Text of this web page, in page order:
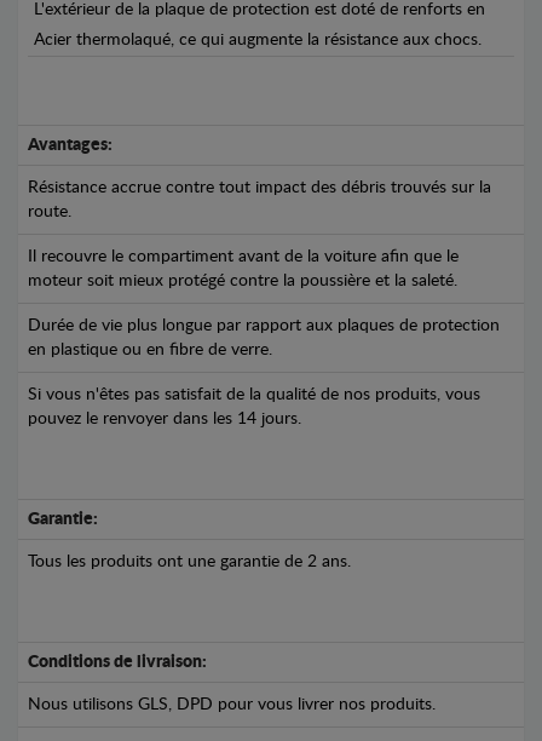
L'extérieur de la plaque de protection est doté de renforts en
Acier thermolaqué, ce qui augmente la résistance aux chocs.
Avantages:
Résistance accrue contre tout impact des débris trouvés sur la
route.
Il recouvre le compartiment avant de la voiture afin que le
moteur soit mieux protégé contre la poussière et la saleté.
Durée de vie plus longue par rapport aux plaques de protection
en plastique ou en fibre de verre.
Si vous n'êtes pas satisfait de la qualité de nos produits, vous
pouvez le renvoyer dans les 14 jours.
Garantie:
Tous les produits ont une garantie de 2 ans.
Conditions de livraison:
Nous utilisons GLS, DPD pour vous livrer nos produits.